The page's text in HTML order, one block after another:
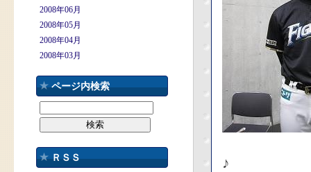
2008年06月
2008年05月
2008年04月
2008年03月
ページ内検索
ＲＳＳ ♪